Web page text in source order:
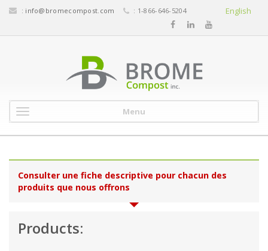
: info@bromecompost.com : 1-866-646-5204 English
Menu
Consulter une fiche descriptive pour chacun des
produits que nous offrons
Products: